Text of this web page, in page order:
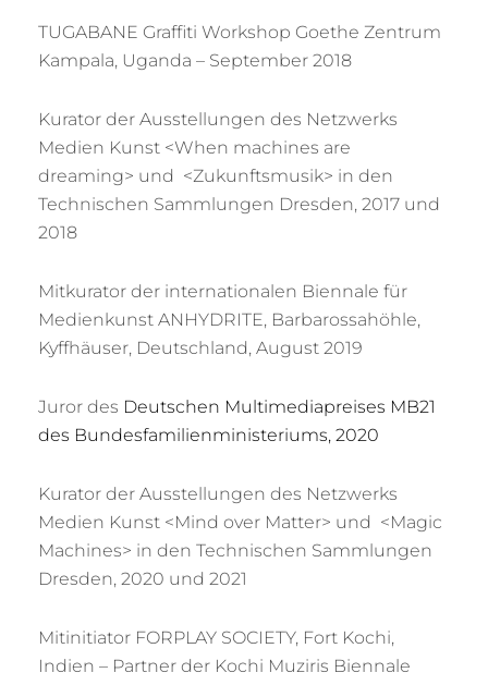
TUGABANE Graffiti Workshop Goethe Zentrum
Kampala, Uganda – September 2018
Kurator der Ausstellungen des Netzwerks
Medien Kunst <When machines are
dreaming> und <Zukunftsmusik> in den
Technischen Sammlungen Dresden, 2017 und
2018
Mitkurator der internationalen Biennale für
Medienkunst ANHYDRITE, Barbarossahöhle,
Kyffhäuser, Deutschland, August 2019
Juror des Deutschen Multimediapreises MB21
des Bundesfamilienministeriums, 2020
Kurator der Ausstellungen des Netzwerks
Medien Kunst <Mind over Matter> und <Magic
Machines> in den Technischen Sammlungen
Dresden, 2020 und 2021
Mitinitiator FORPLAY SOCIETY, Fort Kochi,
Indien – Partner der Kochi Muziris Biennale